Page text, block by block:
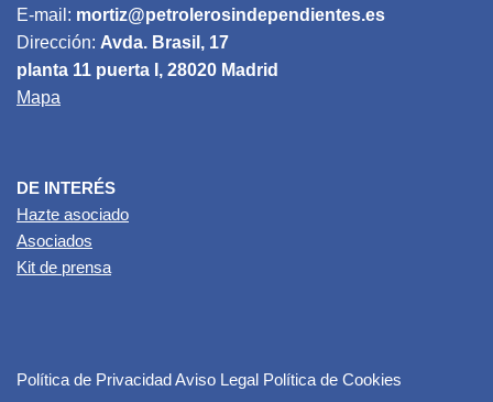
E-mail: mortiz@petrolerosindependientes.es
Dirección: Avda. Brasil, 17
planta 11 puerta I, 28020 Madrid
Mapa
DE INTERÉS
Hazte asociado
Asociados
Kit de prensa
Política de PrivacidadAviso Legal Política de Cookies